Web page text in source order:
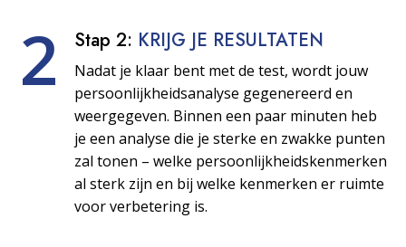
2 Stap 2: KRIJG JE RESULTATEN
Nadat je klaar bent met de test, wordt jouw
persoonlijkheids­analyse gegenereerd en
weergegeven. Binnen een paar minuten heb
je een analyse die je sterke en zwakke punten
zal tonen – welke persoonlijkheids­kenmerken
al sterk zijn en bij welke kenmerken er ruimte
voor verbetering is.